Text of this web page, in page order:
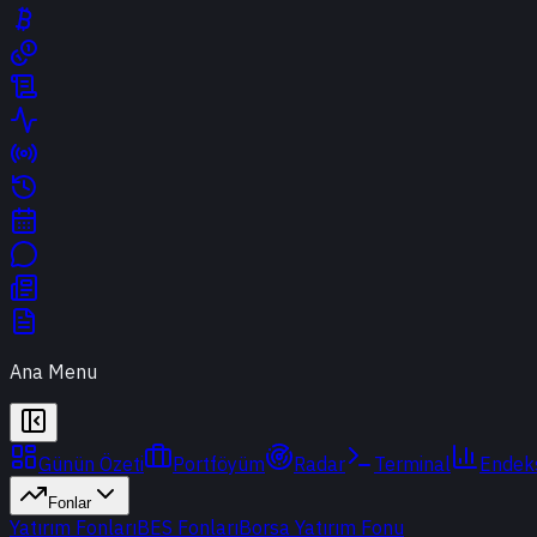
Ana Menu
Günün Özeti Portföyüm Radar Terminal
Fonlar
Yatırım FonlarıBES FonlarıBorsa Yatırım Fonu